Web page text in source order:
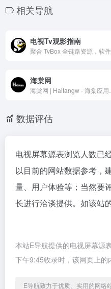
相关导航
电视Tv观影指南
海棠网
数据评估
电视屏幕源表浏览人数已
以目前的网站数据参考，
量、用户体验等；当然要
长进行洽谈提供。如该站
本站E导航提供的电视屏幕源
下午9:45收录时，该网页上
E导航致力于优质、实用的网络